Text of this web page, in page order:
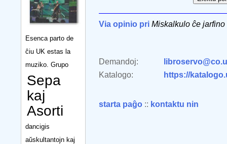
Esenca parto de
ĉiu UK estas la
muziko. Grupo
Sepa
kaj
Asorti
dancigis
aŭskultantojn kaj
Via opinio pri Miskalkulo ĉe jarfino
Demandoj:
Katalogo:
https://
starta paĝo :: kontaktu nin